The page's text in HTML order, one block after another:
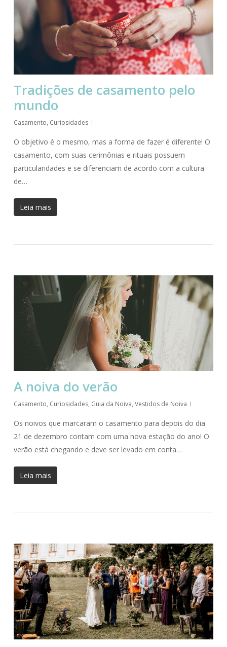
Tradições de casamento pelo
mundo
Casamento, Curiosidades
O objetivo é o mesmo, mas a forma de fazer é diferente! O
casamento, com suas cerimônias e rituais possuem
particularidades e se diferenciam de acordo com a cultura
de…
Leia mais
A noiva do verão
Casamento, Curiosidades, Guia da Noiva, Vestidos de Noiva
Os noivos que marcaram o casamento para depois do dia
21 de dezembro contam com uma nova estação do ano! O
verão está chegando e deve ser levado em conta…
Leia mais